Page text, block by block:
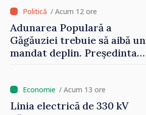
perioada 2024–2034,
publicat în Monitorul Oficial
/ Acum 12 ore
Adunarea Populară a
Găgăuziei trebuie să aibă un
mandat deplin. Președinta
/ Acum 13 ore
Linia electrică de 330 kV